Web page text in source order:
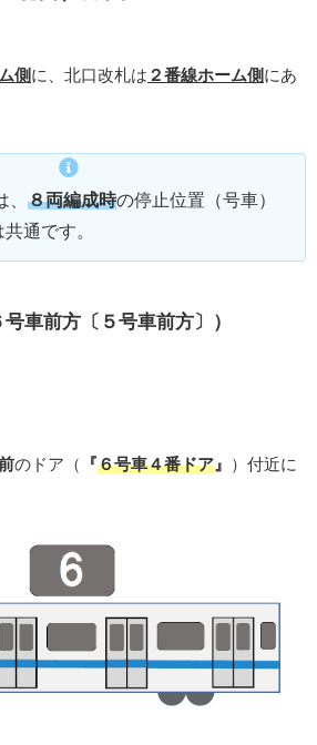
側に、北口改札は ２番線ホーム側にあ
、 ８両編成時の停止位置（号車）
通です。
車前方〔５号車前方〕）
のドア（ 『６号車４番ドア 』 ）付近に